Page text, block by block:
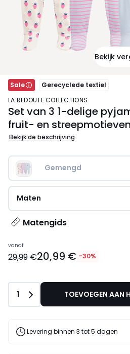
Bekijk
Sale
Gerecyclede textiel
LA REDOUTE COLLECTIONS
Set van 3 1-delige
fruit- en streepmotieven
Bekijk de beschrijving
Gemengd
Maten
Matengids
Prijs
vanaf
plaats
van
30%
vanaf
29,99 €20,99 € -30%
Aantal
1 TOEVOEGEN AAN
Levering binnen 3 tot 5 dagen